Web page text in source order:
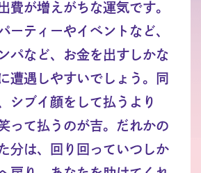
費が増えがちな運気です。
ーティーやイベントなど、
パなど、お金を出すしかな
遭遇しやすいでしょう。同
シブイ顔をして払うより
って払うのが吉。だれかの
分は、回り回っていつしか